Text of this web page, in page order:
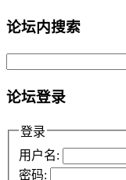
论坛内搜索
论坛登录
登录
用户名:
密码: